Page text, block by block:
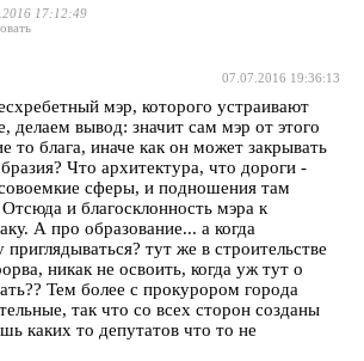
17:12:49
07.07.2016 19:36:13
мэр, которого устраивают
делаем вывод: значит сам мэр от этого
то блага, иначе как он может закрывать
Что архитектура, что дороги -
сферы, и подношения там
и благосклонность мэра к
А про образование... а когда
приглядываться? тут же в строительстве
никак не освоить, когда уж тут о
Тем более с прокурором города
так что со всех сторон созданы
каких то депутатов что то не